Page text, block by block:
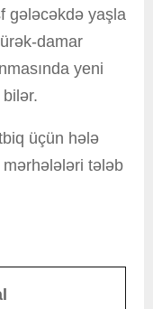
gələcəkdə yaşla
damar
yeni
üçün hələ
tələb